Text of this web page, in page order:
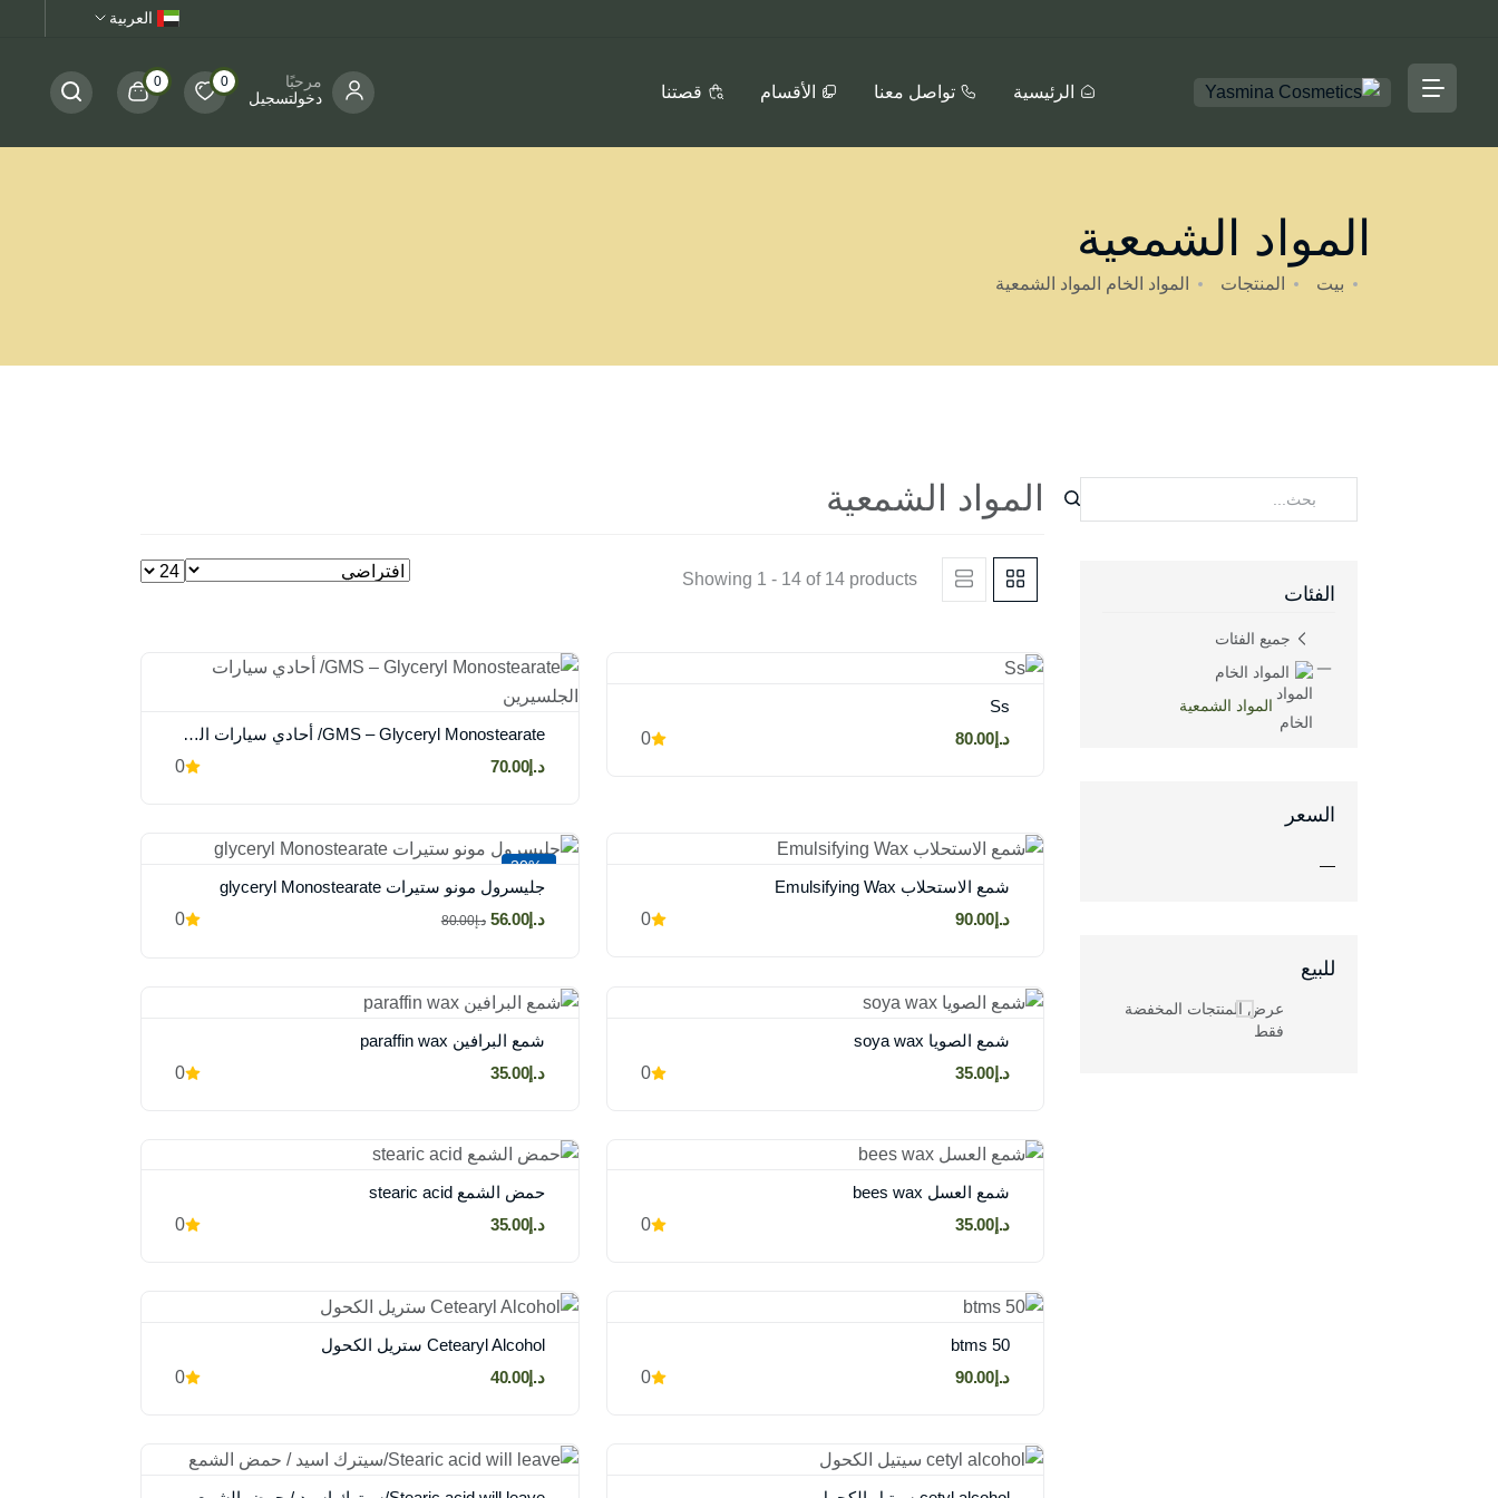
العربية
الرئيسية تواصل معنا الأقسام قصتنا
مرحبًا
دخولتسجيل
0
0
المواد الشمعية
بيت المنتجات المواد الخام المواد الشمعية
الفئات
جميع الفئات
المواد الخام
المواد الشمعية
السعر
—
للبيع
عرض المنتجات المخفضة
فقط
المواد الشمعية
Showing 1 - 14 of 14 products
Ss
0
د.إ80.00
GMS – Glyceryl Monostearate/ أحادي سيارات الجلسيرين
0
د.إ70.00
شمع الاستحلاب Emulsifying Wax
0
د.إ90.00
-30%
جليسرول مونو ستيرات glyceryl Monostearate
0
د.إ56.00 د.إ80.00
شمع الصويا soya wax
0
د.إ35.00
شمع البرافين paraffin wax
0
د.إ35.00
شمع العسل bees wax
0
د.إ35.00
حمض الشمع stearic acid
0
د.إ35.00
btms 50
0
د.إ90.00
Cetearyl Alcohol ستريل الكحول
0
د.إ40.00